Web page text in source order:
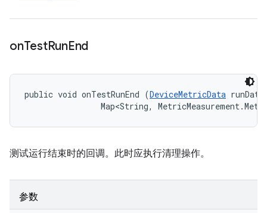
onTestRunEnd
public void onTestRunEnd (DeviceMetricData
Map<String,
测试运行结束时的回调。此时应执行清理操作。
参数